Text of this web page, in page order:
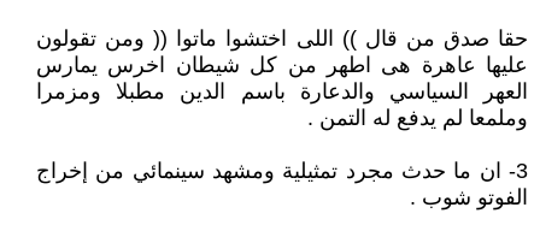
حقا صدق من قال )) اللى اختشوا ماتوا (( ومن تقولون
عليها عاهرة هى اطهر من كل شيطان اخرس يمارس
العهر السياسي والدعارة باسم الدين مطبلا ومزمرا
وملمعا لم يدفع له التمن .
3- ان ما حدث مجرد تمثيلية ومشهد سينمائي من إخراج
الفوتو شوب .